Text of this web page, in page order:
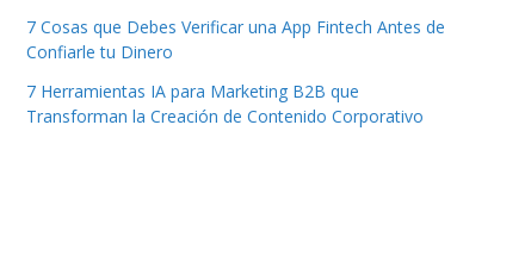
7 Cosas que Debes Verificar una App Fintech Antes de
Confiarle tu Dinero
7 Herramientas IA para Marketing B2B que
Transforman la Creación de Contenido Corporativo